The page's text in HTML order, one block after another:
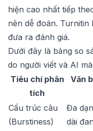
hiện cao nhất tiếp
nên dễ đoán.
đưa ra đánh giá.
Dưới đây là bảng so
do người viết và AI
Tiêu chí phân
tích
Văn
Cấu trúc câu
(Burstiness)
Đa
dài